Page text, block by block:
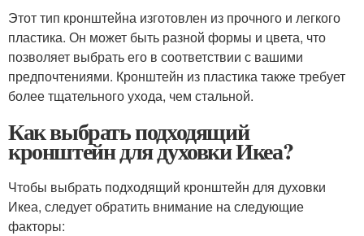
Этот тип кронштейна изготовлен из прочного и легкого
пластика. Он может быть разной формы и цвета, что
позволяет выбрать его в соответствии с вашими
предпочтениями. Кронштейн из пластика также требует
более тщательного ухода, чем стальной.
Как выбрать подходящий
кронштейн для духовки Икеа?
Чтобы выбрать подходящий кронштейн для духовки
Икеа, следует обратить внимание на следующие
факторы: